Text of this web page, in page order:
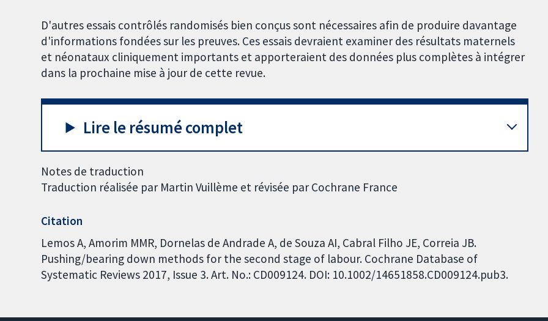
D'autres essais contrôlés randomisés bien conçus sont nécessaires afin de produire davantage
d'informations fondées sur les preuves. Ces essais devraient examiner des résultats maternels
et néonataux cliniquement importants et apporteraient des données plus complètes à intégrer
dans la prochaine mise à jour de cette revue.
Lire le résumé complet
Notes de traduction
Traduction réalisée par Martin Vuillème et révisée par Cochrane France
Citation
Lemos A, Amorim MMR, Dornelas de Andrade A, de Souza AI, Cabral Filho JE, Correia JB.
Pushing/bearing down methods for the second stage of labour. Cochrane Database of
Systematic Reviews 2017, Issue 3. Art. No.: CD009124. DOI: 10.1002/14651858.CD009124.pub3.